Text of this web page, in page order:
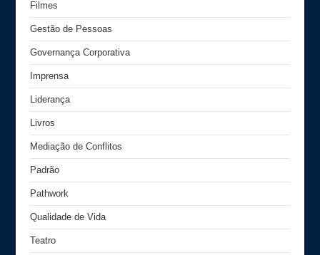
Filmes
Gestão de Pessoas
Governança Corporativa
Imprensa
Liderança
Livros
Mediação de Conflitos
Padrão
Pathwork
Qualidade de Vida
Teatro